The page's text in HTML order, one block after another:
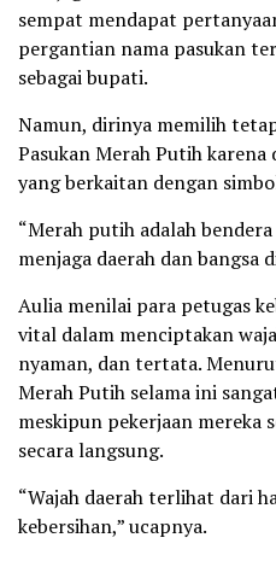
sempat mendapat
pergantian nama pasukan
sebagai bupati.
Namun, dirinya memilih
Pasukan Merah Putih
yang berkaitan dengan
“Merah putih adalah
menjaga daerah dan bangsa
Aulia menilai para petugas
vital dalam menciptakan
nyaman, dan tertata.
Merah Putih selama ini
meskipun pekerjaan
secara langsung.
“Wajah daerah terlihat dari
kebersihan,” ucapnya.